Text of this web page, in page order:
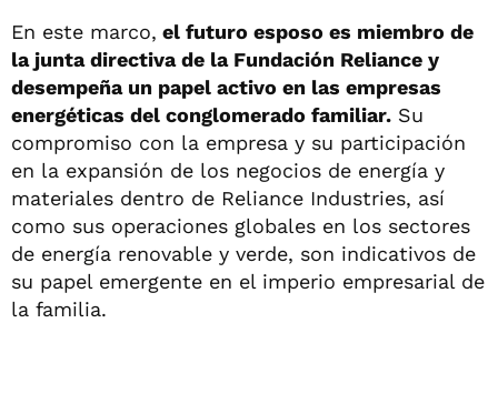
En este marco, el futuro esposo es miembro de
la junta directiva de la Fundación Reliance y
desempeña un papel activo en las empresas
energéticas del conglomerado familiar. Su
compromiso con la empresa y su participación
en la expansión de los negocios de energía y
materiales dentro de Reliance Industries, así
como sus operaciones globales en los sectores
de energía renovable y verde, son indicativos de
su papel emergente en el imperio empresarial de
la familia.